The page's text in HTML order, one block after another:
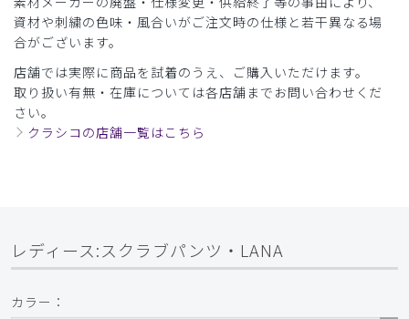
資材や刺繍の色味・風合いがご注文時の仕様と若干異なる場
合がございます。
店舗では実際に商品を試着のうえ、ご購入いただけます。
取り扱い有無・在庫については各店舗までお問い合わせくだ
さい。
クラシコの店舗一覧はこちら
レディース:スクラブパンツ・LANA
カラー：